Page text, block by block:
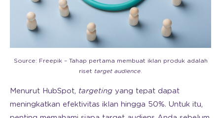
Source: Freepik – Tahap pertama membuat iklan produk adalah
riset target audience
Menurut HubSpot, targeting yang tepat dapat
meningkatkan efektivitas iklan hingga 50%. Untuk itu,